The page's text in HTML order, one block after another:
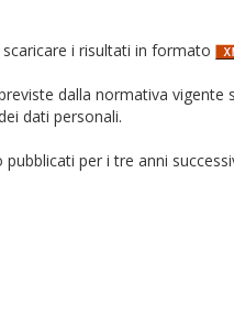
i risultati in formato
dalla normativa
dati personali.
per i tre anni